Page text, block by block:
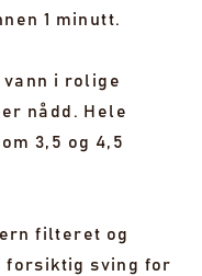
1 minutt.
i rolige
nådd. Hele
3,5 og 4,5
filteret og
forsiktig sving for